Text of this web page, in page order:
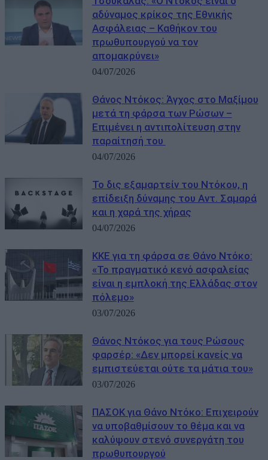
αδύναμος κρίκος της Εθνικής
Ασφάλειας – Καθήκον του
πρωθυπουργού να τον
απομακρύνει»
04/07/2026
Θάνος Ντόκος: Άγχος στο Μαξίμου
μετά τη φάρσα των Ρώσων –
Επιμένει η αντιπολίτευση στην
παραίτησή του
04/07/2026
Το δις εξαμαρτείν του Ντόκου, η
επίδειξη δύναμης του Αντ. Σαμαρά
και η χαρά της χήρας
04/07/2026
ΚΚΕ για τη φάρσα σε Θάνο Ντόκο:
«Το πραγματικό κενό ασφαλείας
είναι η εμπλοκή της Ελλάδας στον
πόλεμο»
03/07/2026
Θάνος Ντόκος για τους Ρώσους
φαρσέρ: «Δεν μπορεί κανείς να
εμπιστεύεται ούτε τα μάτια του»
03/07/2026
ΠΑΣΟΚ για Θάνο Ντόκο: Επιχειρούν
να υποβαθμίσουν το θέμα και να
καλύψουν στενό συνεργάτη του
πρωθυπουργού